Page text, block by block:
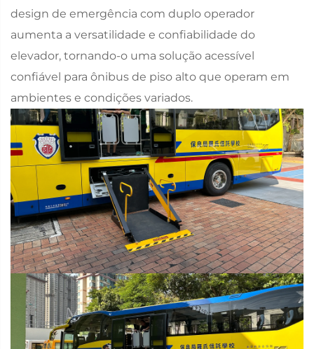
design de emergência com duplo operador
aumenta a versatilidade e confiabilidade do
elevador, tornando-o uma solução acessível
confiável para ônibus de piso alto que operam em
ambientes e condições variados.